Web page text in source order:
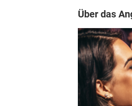
Über das